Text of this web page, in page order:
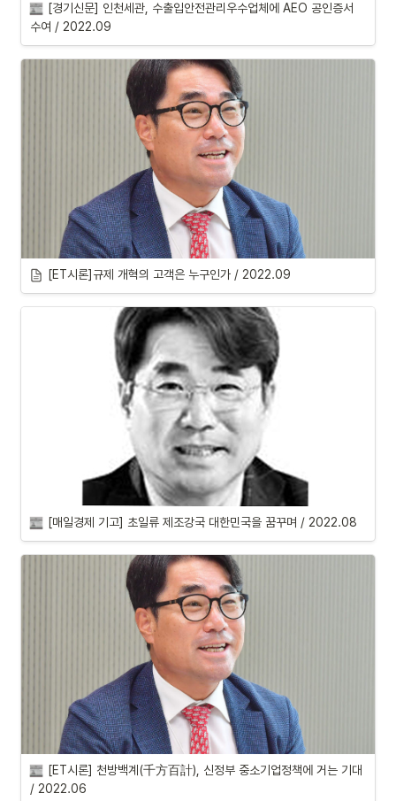
[경기신문] 인천세관, 수출입안전관리우수업체에 AEO 공인증서
수여 / 2022.09
[ET시론]규제 개혁의 고객은 누구인가 / 2022.09
[매일경제 기고] 초일류 제조강국 대한민국을 꿈꾸며 / 2022.08
[ET시론] 천방백계(千方百計), 신정부 중소기업정책에 거는 기대
/ 2022.06